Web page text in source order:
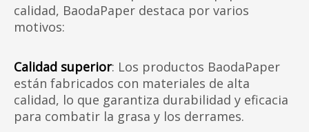
calidad, BaodaPaper destaca por varios
motivos:
Calidad superior: Los productos BaodaPaper
están fabricados con materiales de alta
calidad, lo que garantiza durabilidad y eficacia
para combatir la grasa y los derrames.